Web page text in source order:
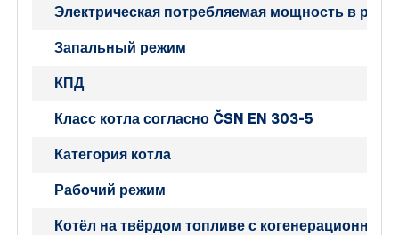
Электрическая потребляемая мощность в
Запальный режим
КПД
Класс котла согласно ČSN EN 303-5
Категория котла
Рабочий режим
Котёл на твёрдом топливе с